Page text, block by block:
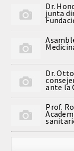
Honor
ACTIVIDADES
Actividades
Videoteca
Dr.
junta
Dr.
ante la
Prof.